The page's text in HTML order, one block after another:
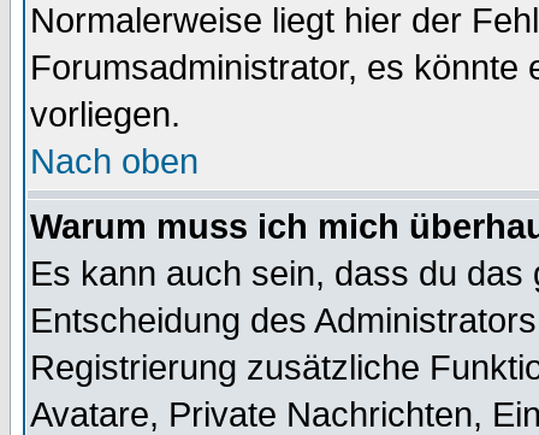
Normalerweise liegt hier der
Forumsadministrator, es könnte
vorliegen.
Nach oben
Warum muss ich mich
Es kann auch sein, dass du
Entscheidung des
Registrierung zusätzliche
Avatare, Private Nachrichten,